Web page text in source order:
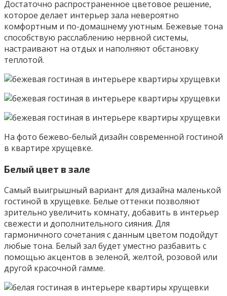
Достаточно распространенное цветовое решение,
которое делает интерьер зала невероятно
комфортным и по-домашнему уютным. Бежевые тона
способствую расслаблению нервной системы,
настраивают на отдых и наполняют обстановку
теплотой.
На фото бежево-белый дизайн современной гостиной
в квартире хрущевке.
Белый цвет в зале
Самый выигрышный вариант для дизайна маленькой
гостиной в хрущевке. Белые оттенки позволяют
зрительно увеличить комнату, добавить в интерьер
свежести и дополнительного сияния. Для
гармоничного сочетания с данным цветом подойдут
любые тона. Белый зал будет уместно разбавить с
помощью акцентов в зеленой, желтой, розовой или
другой красочной гамме.